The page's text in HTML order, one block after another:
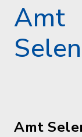
Amt
Amt